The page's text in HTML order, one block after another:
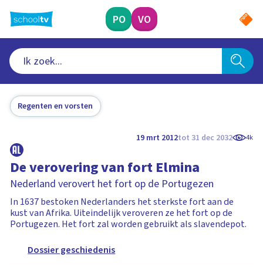
naar
hoofdinhoud
PO VO
Regenten en vorsten
19 mrt 2012tot 31 dec 2032 4k
De verovering van fort Elmina
Nederland verovert het fort op de Portugezen
In 1637 bestoken Nederlanders het sterkste fort aan de
kust van Afrika. Uiteindelijk veroveren ze het fort op de
Portugezen. Het fort zal worden gebruikt als slavendepot.
Dossier geschiedenis